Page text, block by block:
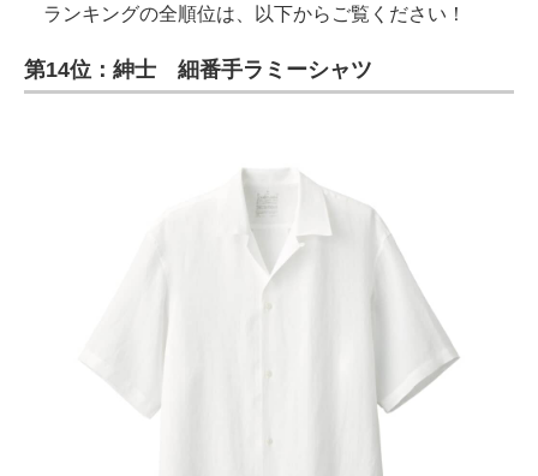
ランキングの全順位は、以下からご覧ください！
第14位：紳士 細番手ラミーシャツ